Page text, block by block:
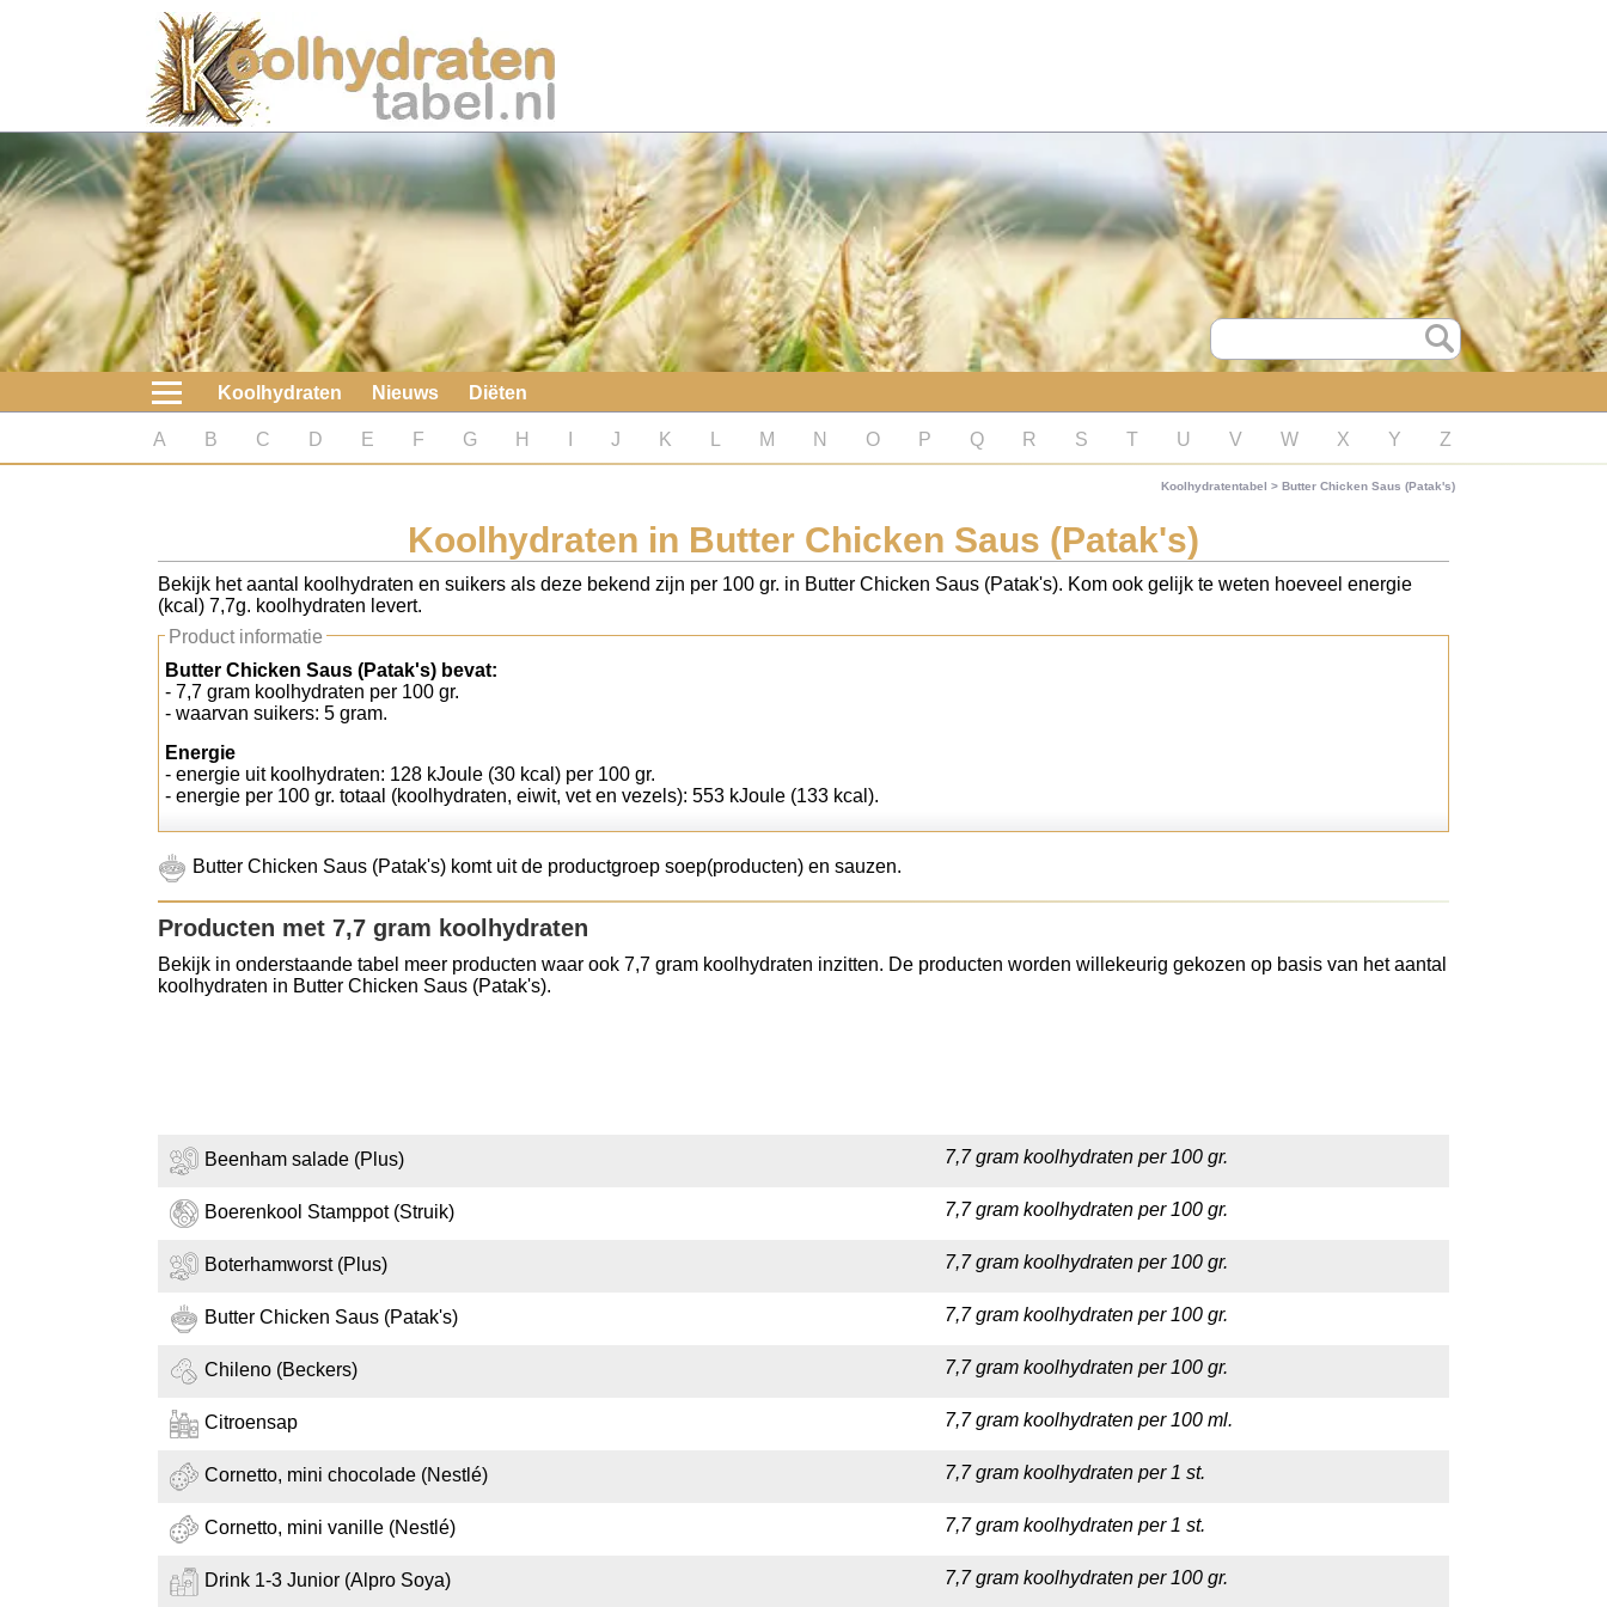
Koolhydraten
Nieuws
Koolhydraatarme diëten
Boeken
koolhydraatarme diëten
Diabetes test
Koolhydraten tellen
Koolhydraten Nieuws Diëten
A B C D E F G H J K M N O P Q R S T U V W X Y Z
Koolhydratentabel > Butter Chicken Saus (Patak's)
Koolhydraten in Butter Chicken Saus (Patak's)
Bekijk het aantal koolhydraten en suikers als deze bekend zijn per 100 gr. in Butter Chicken Saus (Patak's). Kom ook gelijk te weten hoeveel energie
(kcal) 7,7g. koolhydraten levert.
Product informatie
Butter Chicken Saus (Patak's) bevat:
- 7,7 gram koolhydraten per 100 gr.
- waarvan suikers: 5 gram.
Energie
- energie uit koolhydraten: 128 kJoule (30 kcal) per 100 gr.
- energie per 100 gr. totaal (koolhydraten, eiwit, vet en vezels): 553 kJoule (133 kcal).
Butter Chicken Saus (Patak's) komt uit de productgroep soep(producten) en sauzen.
Producten met 7,7 gram koolhydraten
Bekijk in onderstaande tabel meer producten waar ook 7,7 gram koolhydraten inzitten. De producten worden willekeurig gekozen op basis van het aantal
koolhydraten in Butter Chicken Saus (Patak's).
Beenham salade (Plus) 7,7 gram koolhydraten per 100 gr.
Boerenkool Stamppot (Struik) 7,7 gram koolhydraten per 100 gr.
Boterhamworst (Plus) 7,7 gram koolhydraten per 100 gr.
Butter Chicken Saus (Patak's) 7,7 gram koolhydraten per 100 gr.
Chileno (Beckers) 7,7 gram koolhydraten per 100 gr.
Citroensap 7,7 gram koolhydraten per 100 ml.
Cornetto, mini chocolade (Nestlé) 7,7 gram koolhydraten per 1 st.
Cornetto, mini vanille (Nestlé) 7,7 gram koolhydraten per 1 st.
Drink 1-3 Junior (Alpro Soya) 7,7 gram koolhydraten per 100 gr.